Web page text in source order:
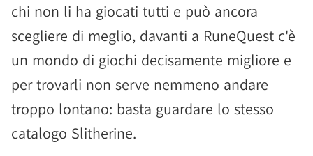
chi non li ha giocati tutti e può ancora
scegliere di meglio, davanti a RuneQuest c'è
un mondo di giochi decisamente migliore e
per trovarli non serve nemmeno andare
troppo lontano: basta guardare lo stesso
catalogo Slitherine.